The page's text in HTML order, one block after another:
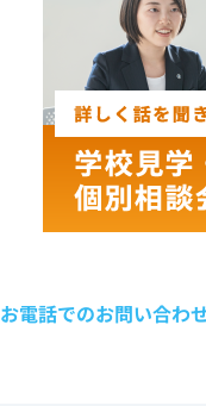
お電話でのお問い合わ